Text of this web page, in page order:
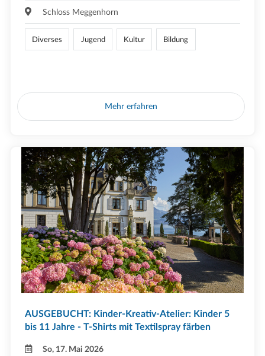
Schloss Meggenhorn
Diverses Jugend Kultur Bildung
Mehr erfahren
AUSGEBUCHT: Kinder-Kreativ-Atelier: Kinder 5
bis 11 Jahre - T-Shirts mit Textilspray färben
So, 17. Mai 2026